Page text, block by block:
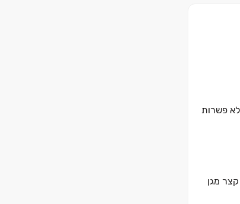
פשרות
מגן